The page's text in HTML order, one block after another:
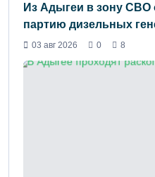
Из Адыгеи в зону СВО
партию дизельных
03 авг 2026 0 8